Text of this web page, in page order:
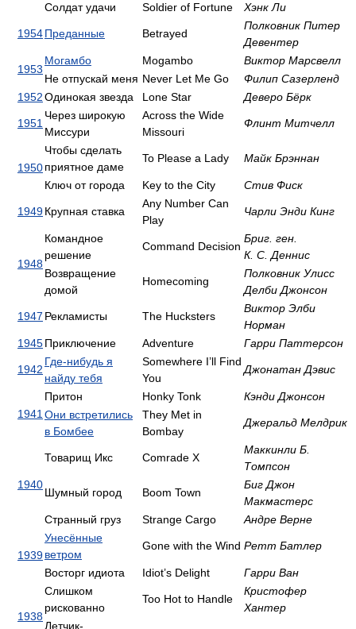
Солдат удачи
Soldier of Fortune Хэнк Ли
1954Преданные Betrayed
Полковник Питер
Девентер
1953
Могамбо Mogambo
Виктор Марсвелл
Не отпускай меня Never Let Me Go
Филип Сазерленд
1952Одинокая звезда Lone Star Деверо Бёрк
1951
Через широкую
Миссури
Across the Wide
Missouri
Флинт Митчелл
1950
Чтобы сделать
приятное даме
To Please a Lady Майк Брэннан
Ключ от города Key to the City Стив Фиск
1949Крупная ставка
Any Number Can
Play
Чарли Энди Кинг
1948
Командное
решение
Command Decision
Бриг. ген.
К. С. Деннис
Возвращение
домой
Homecoming
Полковник Улисс
Делби Джонсон
1947 Рекламисты The Hucksters
Виктор Элби
Норман
1945Приключение Adventure Гарри Паттерсон
1942
Где-нибудь я
найду тебя
Somewhere I’ll Find
You
Джонатан Дэвис
1941
Притон Honky Tonk
Кэнди Джонсон
Они встретились
в Бомбее
They Met in
Bombay
Джеральд Мелдрик
1940
Товарищ Икс Comrade X
Маккинли Б.
Томпсон
Шумный город Boom Town
Биг Джон
Макмастерс
Странный груз
Strange Cargo Андре Верне
1939
Унесённые
ветром
Gone with the Wind Ретт Батлер
Восторг идиота Idiot’s Delight Гарри Ван
1938
Слишком
рискованно
Too Hot to Handle
Кристофер
Хантер
Летчик-